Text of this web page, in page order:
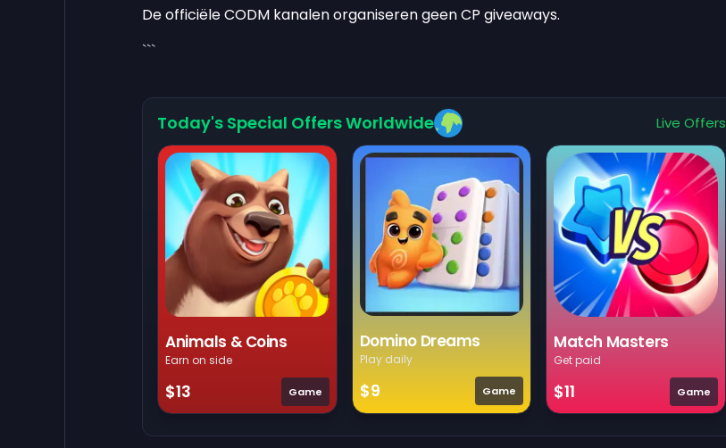
De officiële CODM kanalen organiseren geen CP giveaways.
```
Today's Special Offers Worldwide Live Offers
Animals & Coins
Earn on side
$13 Game
Domino Dreams
Play daily
$9 Game
Match Masters
Get paid
$11 Game